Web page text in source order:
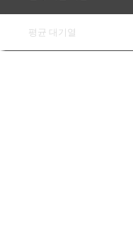
평균 대기열